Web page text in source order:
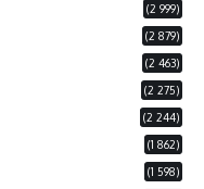
(2 999)
(2 879)
(2 463)
(2 275)
(2 244)
(1 862)
(1 598)